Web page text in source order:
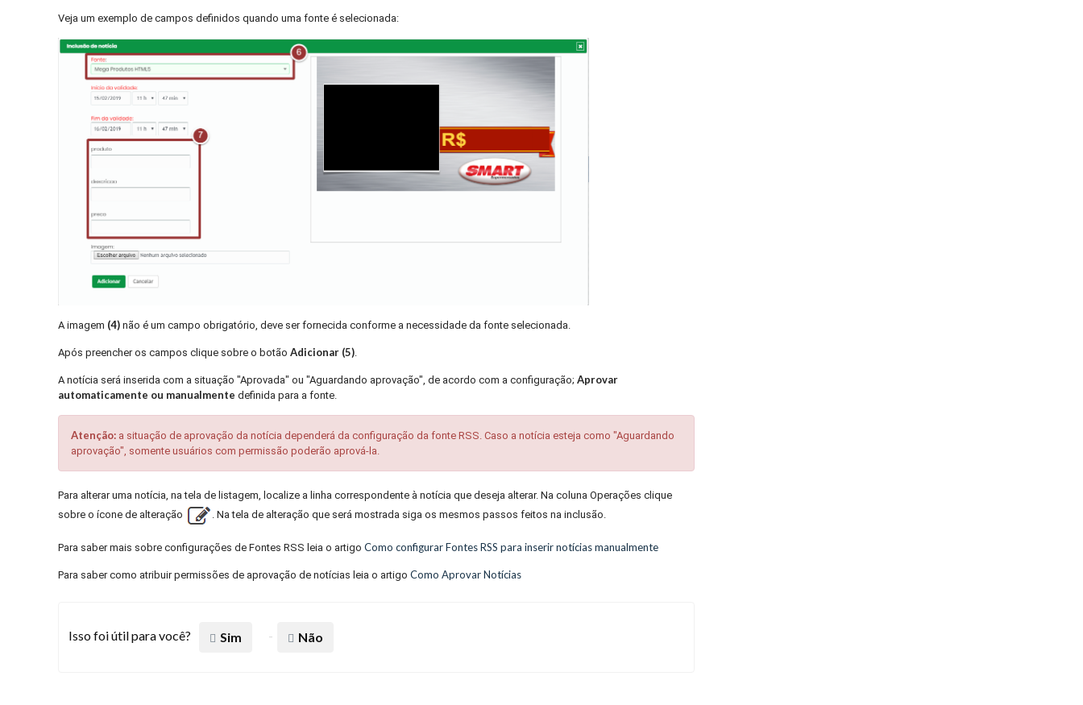
Veja um exemplo de campos definidos quando uma fonte é selecionada:
A imagem (4) não é um campo obrigatório, deve ser fornecida conforme a necessidade da fonte selecionada.
Após preencher os campos clique sobre o botão Adicionar (5)
A notícia será inserida com a situação "Aprovada" ou "Aguardando aprovação", de acordo com a configuração; Aprovar
automaticamente ou manualmente definida para a fonte.
Atenção: a situação de aprovação da notícia dependerá da configuração da fonte RSS. Caso a notícia esteja como "Aguardando
aprovação", somente usuários com permissão poderão aprová-la.
Para alterar uma notícia, na tela de listagem, localize a linha correspondente à notícia que deseja alterar. Na coluna Operações clique
sobre o ícone de alteração
. Na tela de alteração que será mostrada siga os mesmos passos feitos na inclusão.
Para saber mais sobre configurações de Fontes RSS leia o artigo Como configurar Fontes RSS para inserir notícias manualmente
Para saber como atribuir permissões de aprovação de notícias leia o artigo Como Aprovar Notícias
Isso foi útil para você? Sim Não